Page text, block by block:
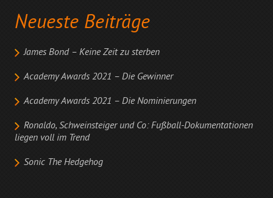
Neueste Beiträge
James Bond – Keine Zeit zu sterben
Academy Awards 2021 – Die Gewinner
Academy Awards 2021 – Die Nominierungen
Ronaldo, Schweinsteiger und Co: Fußball-Dokumentationen
liegen voll im Trend
Sonic The Hedgehog